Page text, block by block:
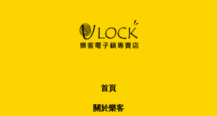
首頁
關於樂客